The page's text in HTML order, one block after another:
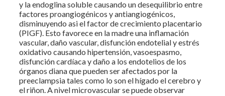
y la endoglina soluble causando un desequilibrio entre
factores proangiogénicos y antiangiogénicos,
disminuyendo asi el factor de crecimiento placentario
(PIGF). Esto favorece en la madre una inflamación
vascular, daño vascular, disfunción endotelial y estrés
oxidativo causando hipertensión, vasoespasmo,
disfunción cardíaca y daño a los endotelios de los
órganos diana que pueden ser afectados por la
preeclampsia tales como lo son el hígado el cerebro y
el riñon. A nivel microvascular se puede observar